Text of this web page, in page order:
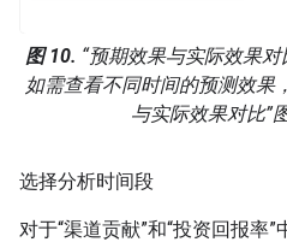
图 10. “预期效果与实际效果对
如需查看不同时间的预测效果
与实际效果对比”
选择分析时间段
对于“渠道贡献”和“投资回报率